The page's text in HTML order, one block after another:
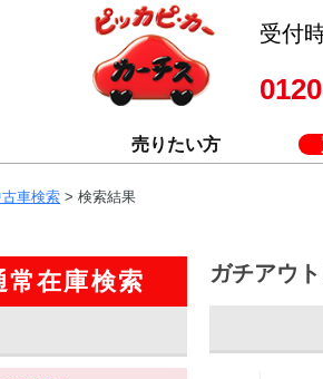
受付
売りたい方
車検索 > 検索結果
常在庫検索 ガチアウ